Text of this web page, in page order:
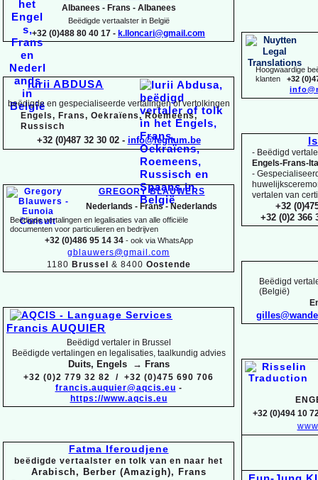
Hoogwaardige
klanten +32
- Beëdigd
Engels-Frans-
-
vertalen van
+32
+32 (0)2 366
Beëdigd
(België)
+32 (0)494 10
Albanees -Frans -Albanees
Beëdigde vertaalster in België
+32 (0)488 80 40 17 - k.lloncari@gmail.com
Iurii ABDUSA
beëdigde en gespecialiseerde vertalingen of vertolkingen
Engels, Frans, Oekraïens, Roemeens,
Russisch
+32 (0)487 32 30 02 - info@legitum.be
GREGORY BLAUWERS
Nederlands - Frans -Nederlands
Beëdigde vertalingen en legalisaties van alle officiële
documenten voor particulieren en bedrijven
+32 (0)486 95 14 34 -ook via WhatsApp
gblauwers@gmail.com
1180 Brussel & 8400 Oostende
Francis AUQUIER
Beëdigd vertaler in Brussel
Beëdigde vertalingen en legalisaties, taalkundig advies
Duits, Engels → Frans
+32 (0)2 779 32 82 / +32 (0)475 690 706
francis.auquier@aqcis.eu -
https://www.aqcis.eu
Fatma Iferoudjene
beëdigde vertaalster en tolk van en naar het
Arabisch, Berber (Amazigh), Frans